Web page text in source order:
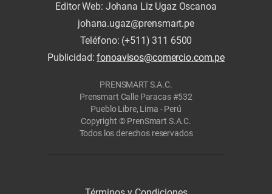
Editor Web: Johana Liz Ugaz Oscanoa
johana.ugaz@prensmart.pe
Teléfono: (+511) 311 6500
Publicidad:fonoavisos@comercio.com.pe
PRENSMART S.A.C.
Prensmart Calle Paracas #532
Pueblo Libre, Lima - Perú
Copyright © PrenSmart S.A.C.
Todos los derechos reservados